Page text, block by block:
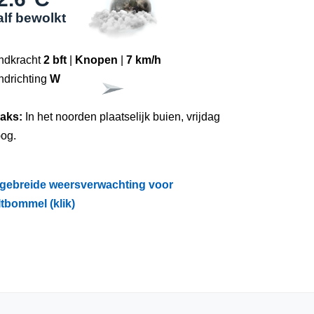
bewolkt
2 bft Knopen
7 km/h
W
In het noorden plaatselijk buien, vrijdag
weersverwachting voor
(klik)